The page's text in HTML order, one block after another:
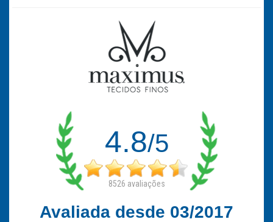
4.8/5
8526 avaliações
Avaliada desde 03/2017